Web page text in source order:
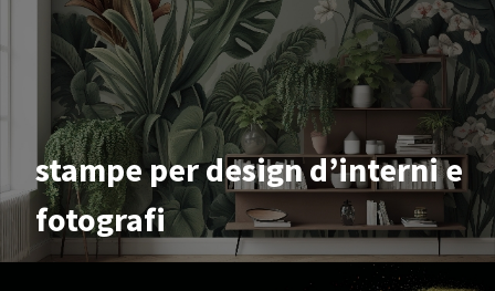
stampe per design d’interni e
fotografi